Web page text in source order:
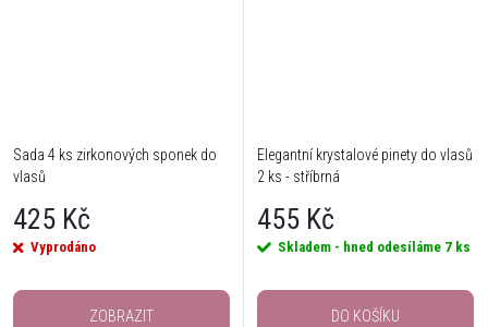
Sada 4 ks zirkonových sponek do
vlasů
425 Kč
Vyprodáno
ZOBRAZIT
Elegantní krystalové pinety do vlasů
2 ks - stříbrná
455 Kč
Skladem - hned odesíláme 7 ks
DO KOŠÍKU